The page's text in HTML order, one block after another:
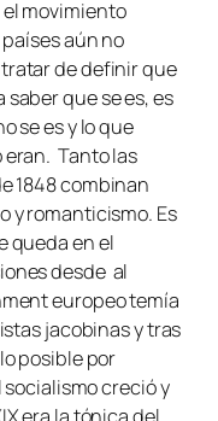
movimiento
aún no
de definir que
que se es, es
se es y lo que
Tanto las
1848 combinan
y romanticismo. Es
queda en el
desde al
europeo temía
jacobinas y tras
posible por
socialismo creció y